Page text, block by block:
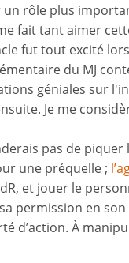
un rôle plus
fait tant aimer
fut tout excité
du MJ
géniales sur
Je me
pas de piquer
une préquelle ;
et jouer le
permission en son
d’action. À